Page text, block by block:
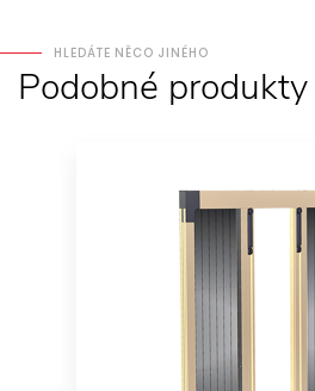
HLEDÁTE NĚCO JINÉHO
Podobné produkty